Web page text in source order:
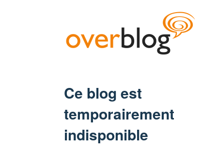
Ce blog est
temporairement
indisponible